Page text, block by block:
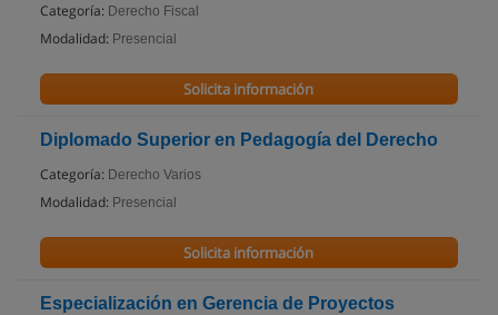
Categoría: Derecho Fiscal
Modalidad: Presencial
Solicita información
Diplomado Superior en Pedagogía del Derecho
Categoría: Derecho Varios
Modalidad: Presencial
Solicita información
Especialización en Gerencia de Proyectos